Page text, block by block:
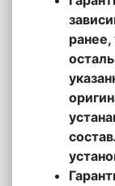
ранее,